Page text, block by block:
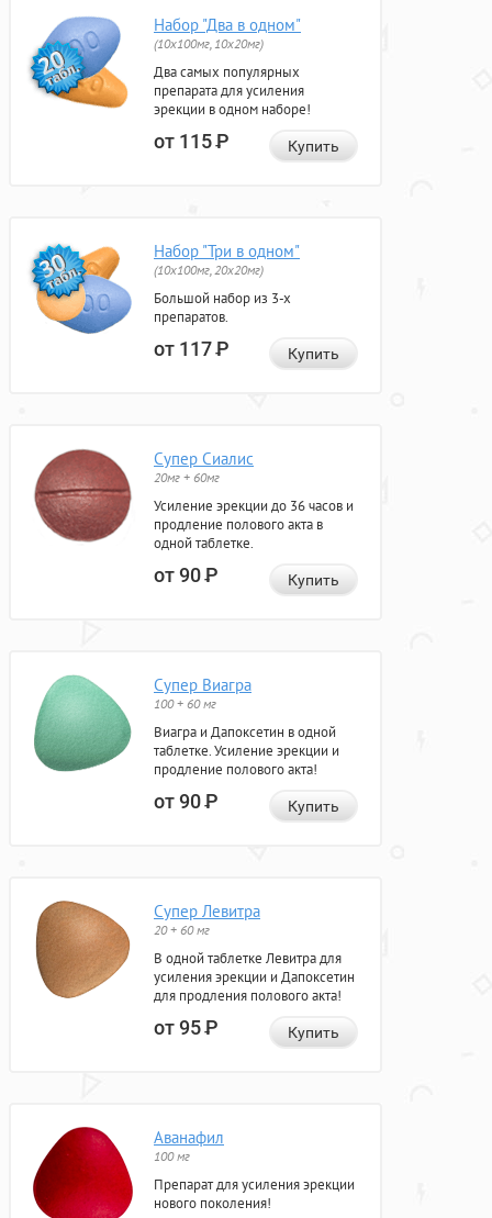
Набор "Два в одном"
(10x100мг, 10x20мг)
Два самых популярных
препарата для усиления
эрекции в одном наборе!
от 115Р Купить
Набор "Три в одном"
(10x100мг, 20x20мг)
Большой набор из 3-х
препаратов.
от 117Р Купить
Супер Сиалис
20мг + 60мг
Усиление эрекции до 36 часов и
продление полового акта в
одной таблетке.
от 90Р Купить
Супер Виагра
100 + 60 мг
Виагра и Дапоксетин в одной
таблетке. Усиление эрекции и
продление полового акта!
от 90Р Купить
Супер Левитра
20 + 60 мг
В одной таблетке Левитра для
усиления эрекции и Дапоксетин
для продления полового акта!
от 95Р Купить
Аванафил
100 мг
Препарат для усиления эрекции
нового поколения!